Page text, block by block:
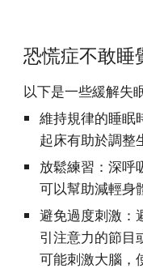
恐慌症不敢睡
以下是一些緩解失
維持規律的睡眠
起床有助於調整
放鬆練習：深呼
可以幫助減輕身
避免過度刺激：
引注意力的節目
可能刺激大腦，